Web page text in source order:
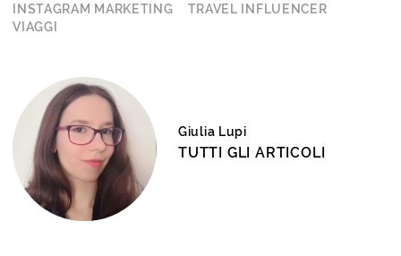
INSTAGRAM MARKETING
TRAVEL INFLUENCER
VIAGGI
Giulia Lupi
TUTTI GLI ARTICOLI